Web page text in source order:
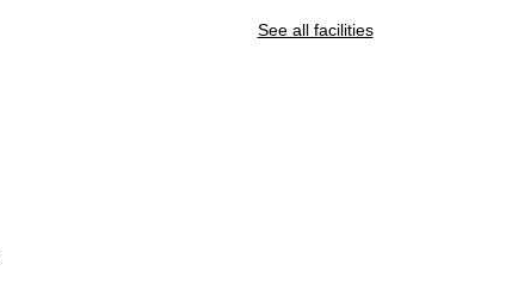
See all facilities